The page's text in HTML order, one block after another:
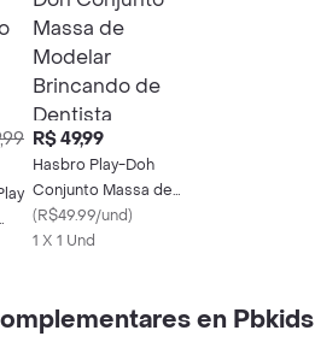
R$ 49,99
Hasbro Play-Doh
Conjunto Massa de
Modelar Brincando de
Dentista
(R$49.99/und)
1 X 1 Und
en Pbkids